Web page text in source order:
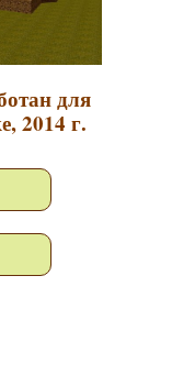
для
2014 г.